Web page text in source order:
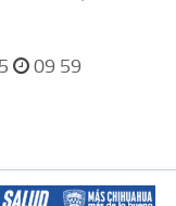
09 59